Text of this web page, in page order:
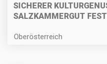
SICHERER
SALZKAMMERGUT
Oberösterreich